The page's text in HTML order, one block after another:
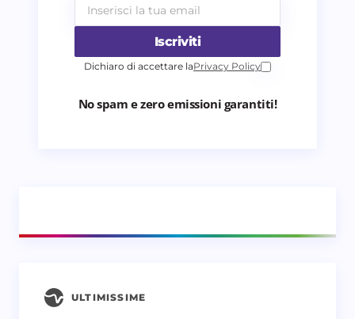
Iscriviti
Dichiaro di accettare laPrivacy Policy
No spam e zero emissioni garantiti!
ULTIMISSIME